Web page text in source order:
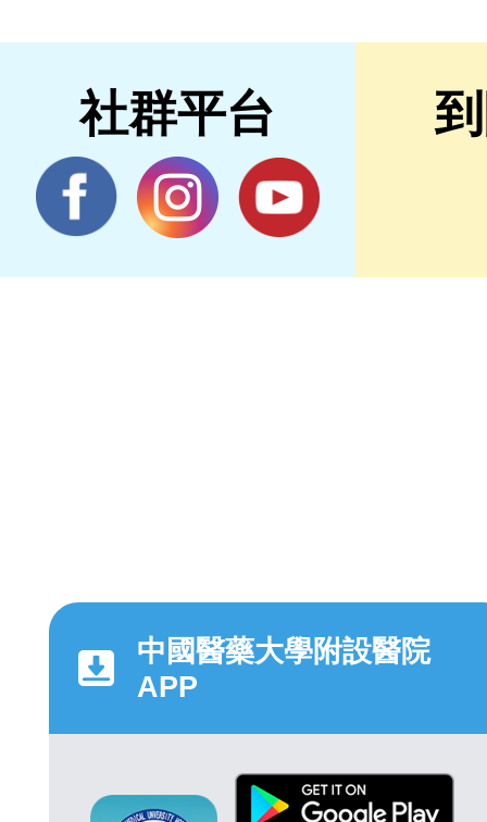
社群平台
中國醫藥大學附設醫院
APP